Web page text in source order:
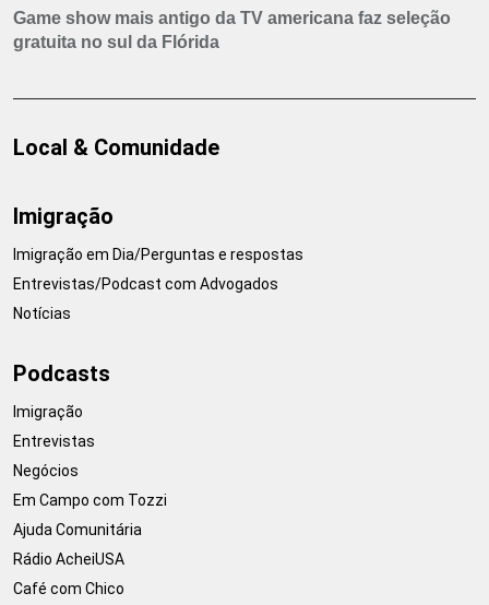
Game show mais antigo da TV americana faz seleção
gratuita no sul da Flórida
Local & Comunidade
Imigração
Imigração em Dia/Perguntas e respostas
Entrevistas/Podcast com Advogados
Notícias
Podcasts
Imigração
Entrevistas
Negócios
Em Campo com Tozzi
Ajuda Comunitária
Rádio AcheiUSA
Café com Chico